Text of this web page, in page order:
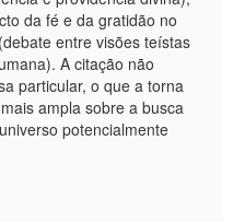
da fé e da gratidão no
entre visões teístas
A citação não
particular, o que a torna
ampla sobre a busca
potencialmente